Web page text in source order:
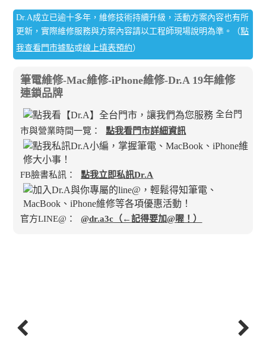
Dr.A成立已逾十多年，維修技術持續升級，活動方案內容也有所
更新，實際維修服務與方案內容請以工程師現場說明為準。（點
我查看門市據點或線上填表預約）
筆電維修-Mac維修-iPhone維修-Dr.A 19年維修
連鎖品牌
全台門
市與營業時間一覽：
點我看門市詳細資訊
FB臉書私訊： 點我立即私訊Dr.A
官方LINE@： @dr.a3c（←記得要加@喔！）